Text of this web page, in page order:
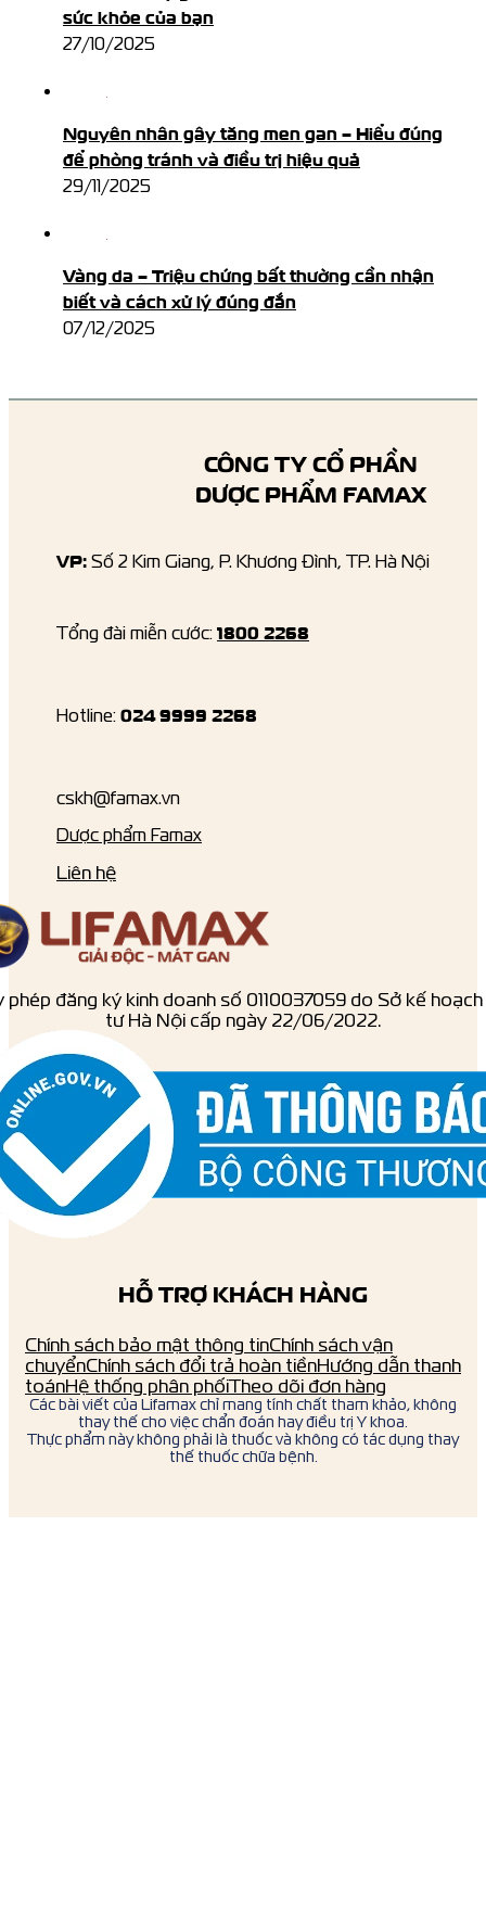
sức khỏe của bạn
27/10/2025
Nguyên nhân gây tăng men gan – Hiểu đúng
để phòng tránh và điều trị hiệu quả
29/11/2025
Vàng da – Triệu chứng bất thường cần nhận
biết và cách xử lý đúng đắn
07/12/2025
phép đăng ký kinh doanh số ‎0110037059 do Sở kế
tư Hà Nội cấp ngày 22/06/2022.
CÔNG TY CỔ PHẦN
DƯỢC PHẨM FAMAX
VP: Số 2 Kim Giang, P. Khương Đình, TP. Hà Nội
Tổng đài miễn cước: 1800 2268
Hotline: 024 9999 2268
cskh@famax.vn
Dược phẩm Famax
Liên hệ
HỖ TRỢ KHÁCH HÀNG
Chính sách bảo mật thông tinChính sách vận
chuyểnChính sách đổi trả hoàn tiềnHướng dẫn thanh
toánHệ thống phân phốiTheo dõi đơn hàng
Các bài viết của Lifamax chỉ mang tính chất tham khảo, không
thay thế cho việc chẩn đoán hay điều trị Y khoa.
Thực phẩm này không phải là thuốc và không có tác dụng thay
thế thuốc chữa bệnh.